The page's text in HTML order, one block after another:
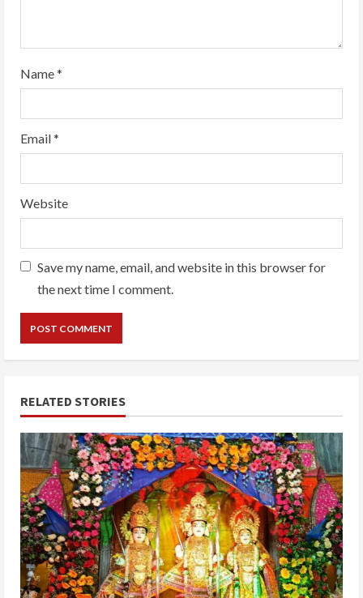
Name*
Email*
Website
Save my name, email, and website in this browser for
the next time I comment.
RELATED STORIES